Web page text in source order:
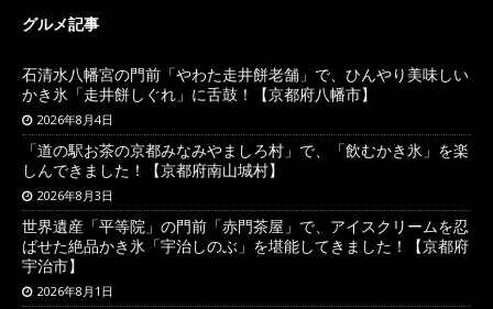
グルメ記事
石清水八幡宮の門前「やわた走井餅老舗」で、ひんやり美味しい
かき氷「走井餅しぐれ」に舌鼓！【京都府八幡市】
2026年8月4日
「道の駅お茶の京都みなみやましろ村」で、「飲むかき氷」を楽
しんできました！【京都府南山城村】
2026年8月3日
世界遺産「平等院」の門前「赤門茶屋」で、アイスクリームを忍
ばせた絶品かき氷「宇治しのぶ」を堪能してきました！【京都府
宇治市】
2026年8月1日